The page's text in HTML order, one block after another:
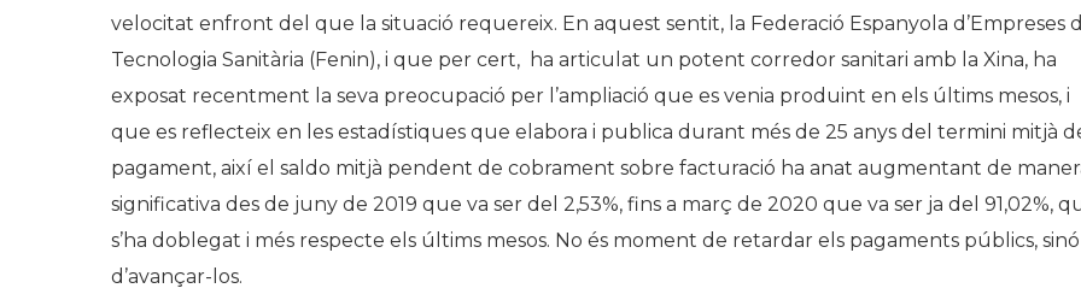
velocitat enfront del que la situació requereix. En aquest sentit, la Federació Espanyola d’Empreses
Tecnologia Sanitària (Fenin), i que per cert, ha articulat un potent corredor sanitari amb la Xina, ha
exposat recentment la seva preocupació per l’ampliació que es venia produint en els últims mesos, i
que es reflecteix en les estadístiques que elabora i publica durant més de 25 anys del termini mitjà
pagament, així el saldo mitjà pendent de cobrament sobre facturació ha anat augmentant de
significativa des de juny de 2019 que va ser del 2,53%, fins a març de 2020 que va ser ja del 91,02%,
s’ha doblegat i més respecte els últims mesos. No és moment de retardar els pagaments públics, sinó
d’avançar-los.